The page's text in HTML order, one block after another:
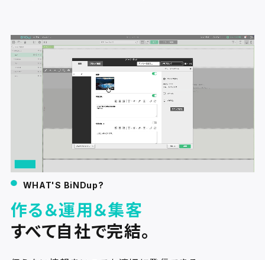
WHAT'S BiNDup?
作る＆運用＆集客
すべて自社で完結。